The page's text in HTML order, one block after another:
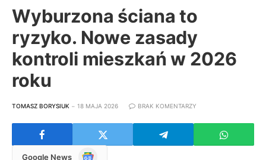
Wyburzona ściana to
ryzyko. Nowe zasady
kontroli mieszkań w 2026
roku
TOMASZ BORYSIUK 18 MAJA 2026 BRAK KOMENTARZY
Google News Google